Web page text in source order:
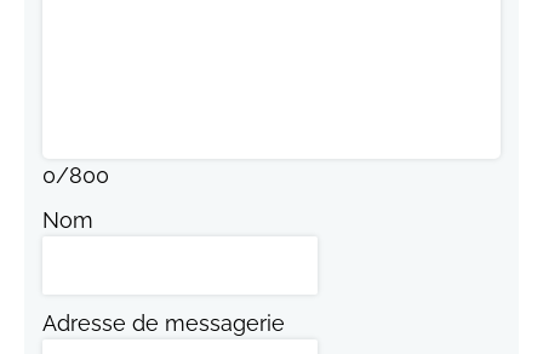
0/800
Nom
Adresse de messagerie